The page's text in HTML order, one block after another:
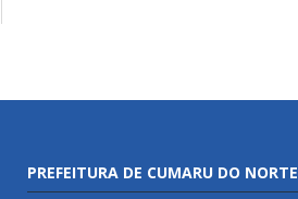
PREFEITURA DE CUMARU DO NORTE